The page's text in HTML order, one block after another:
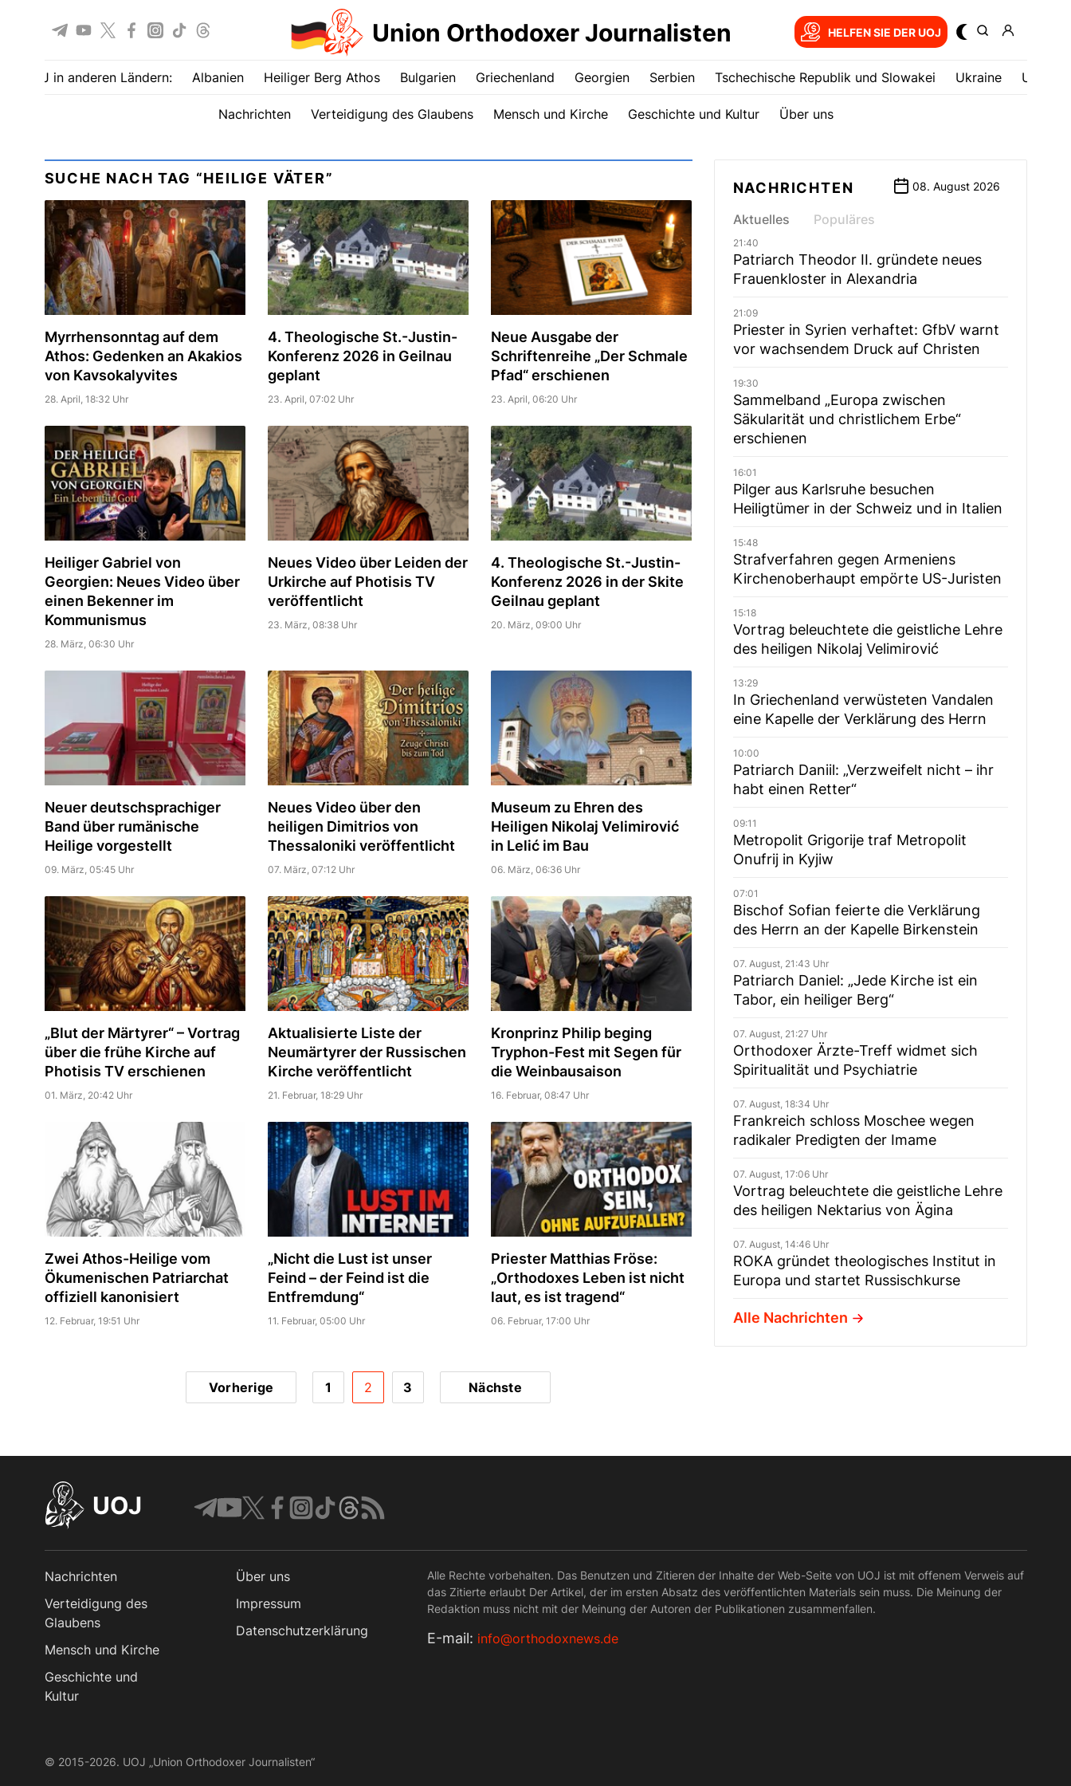
Union Orthodoxer Journalisten HELFEN SIE DER UOJ
UOJ in anderen Ländern: Albanien Heiliger Berg Athos Bulgarien Griechenland Georgien Serbien Tschechische Republik und Slowakei Ukrainе USA
Nachrichten Verteidigung des Glaubens Mensch und Kirche Geschichte und Kultur Über uns
SUCHE NACH TAG “HEILIGE VÄTER”
Myrrhensonntag auf dem
Athos: Gedenken an Akakios
von Kavsokalyvites
28. April, 18:32 Uhr
4. Theologische St.-Justin-
Konferenz 2026 in Geilnau
geplant
23. April, 07:02 Uhr
Neue Ausgabe der
Schriftenreihe „Der Schmale
Pfad“ erschienen
23. April, 06:20 Uhr
Heiliger Gabriel von
Georgien: Neues Video über
einen Bekenner im
Kommunismus
28. März, 06:30 Uhr
Neues Video über Leiden der
Urkirche auf Photisis TV
veröffentlicht
23. März, 08:38 Uhr
4. Theologische St.-Justin-
Konferenz 2026 in der Skite
Geilnau geplant
20. März, 09:00 Uhr
Neuer deutschsprachiger
Band über rumänische
Heilige vorgestellt
09. März, 05:45 Uhr
Neues Video über den
heiligen Dimitrios von
Thessaloniki veröffentlicht
07. März, 07:12 Uhr
Museum zu Ehren des
Heiligen Nikolaj Velimirović
in Lelić im Bau
06. März, 06:36 Uhr
„Blut der Märtyrer“ – Vortrag
über die frühe Kirche auf
Photisis TV erschienen
01. März, 20:42 Uhr
Aktualisierte Liste der
Neumärtyrer der Russischen
Kirche veröffentlicht
21. Februar, 18:29 Uhr
Kronprinz Philip beging
Tryphon-Fest mit Segen für
die Weinbausaison
16. Februar, 08:47 Uhr
Zwei Athos-Heilige vom
Ökumenischen Patriarchat
offiziell kanonisiert
12. Februar, 19:51 Uhr
„Nicht die Lust ist unser
Feind – der Feind ist die
Entfremdung“
11. Februar, 05:00 Uhr
Priester Matthias Fröse:
„Orthodoxes Leben ist nicht
laut, es ist tragend“
06. Februar, 17:00 Uhr
Vorherige 1 2 3 Nächste
NACHRICHTEN 08. August 2026
Aktuelles Populäres
21:40
Patriarch Theodor II. gründete neues
Frauenkloster in Alexandria
21:09
Priester in Syrien verhaftet: GfbV warnt
vor wachsendem Druck auf Christen
19:30
Sammelband „Europa zwischen
Säkularität und christlichem Erbe“
erschienen
16:01
Pilger aus Karlsruhe besuchen
Heiligtümer in der Schweiz und in Italien
15:48
Strafverfahren gegen Armeniens
Kirchenoberhaupt empörte US-Juristen
15:18
Vortrag beleuchtete die geistliche Lehre
des heiligen Nikolaj Velimirović
13:29
In Griechenland verwüsteten Vandalen
eine Kapelle der Verklärung des Herrn
10:00
Patriarch Daniil: „Verzweifelt nicht – ihr
habt einen Retter“
09:11
Metropolit Grigorije traf Metropolit
Onufrij in Kyjiw
07:01
Bischof Sofian feierte die Verklärung
des Herrn an der Kapelle Birkenstein
07. August, 21:43 Uhr
Patriarch Daniel: „Jede Kirche ist ein
Tabor, ein heiliger Berg“
07. August, 21:27 Uhr
Orthodoxer Ärzte-Treff widmet sich
Spiritualität und Psychiatrie
07. August, 18:34 Uhr
Frankreich schloss Moschee wegen
radikaler Predigten der Imame
07. August, 17:06 Uhr
Vortrag beleuchtete die geistliche Lehre
des heiligen Nektarius von Ägina
07. August, 14:46 Uhr
ROKA gründet theologisches Institut in
Europa und startet Russischkurse
Alle Nachrichten
UOJ
Nachrichten
Verteidigung des
Glaubens
Mensch und Kirche
Geschichte und
Kultur
Über uns
Impressum
Datenschutzerklärung
Alle Rechte vorbehalten. Das Benutzen und Zitieren der Inhalte der Web-Seite von UOJ ist mit offenem Verweis auf
das Zitierte erlaubt Der Artikel, der im ersten Absatz des veröffentlichten Materials sein muss. Die Meinung der
Redaktion muss nicht mit der Meinung der Autoren der Publikationen zusammenfallen.
Е-mail: info@orthodoxnews.de
© 2015-2026. UOJ „Union Orthodoxer Journalisten“